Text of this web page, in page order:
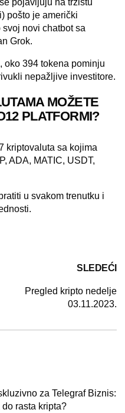
pošto je američki
novi chatbot sa
Grok.
oko 394 tokena pominju
nepažljive investitore.
MOŽETE
PLATFORMI?
kriptovaluta sa kojima
ADA, MATIC, USDT,
u svakom trenutku i
SLEDEĆI
Pregled kripto nedelje
03.11.2023.
za Telegraf Biznis:
rasta kripta?